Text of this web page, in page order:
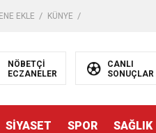
EKLE KÜNYE
NÖBETÇİ
ECZANELER
CANLI
SONUÇLAR
SİYASET SPOR SAĞLIK